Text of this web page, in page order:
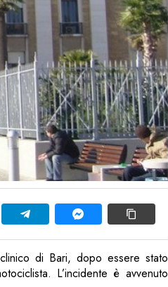
di Bari, dopo essere stato
L’incidente è avvenuto